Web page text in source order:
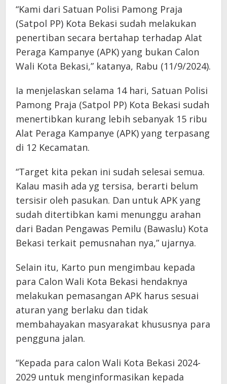
“Kami dari Satuan Polisi Pamong Praja
(Satpol PP) Kota Bekasi sudah melakukan
penertiban secara bertahap terhadap Alat
Peraga Kampanye (APK) yang bukan Calon
Wali Kota Bekasi,” katanya, Rabu (11/9/2024).
Ia menjelaskan selama 14 hari, Satuan Polisi
Pamong Praja (Satpol PP) Kota Bekasi sudah
menertibkan kurang lebih sebanyak 15 ribu
Alat Peraga Kampanye (APK) yang terpasang
di 12 Kecamatan.
“Target kita pekan ini sudah selesai semua.
Kalau masih ada yg tersisa, berarti belum
tersisir oleh pasukan. Dan untuk APK yang
sudah ditertibkan kami menunggu arahan
dari Badan Pengawas Pemilu (Bawaslu) Kota
Bekasi terkait pemusnahan nya,” ujarnya.
Selain itu, Karto pun mengimbau kepada
para Calon Wali Kota Bekasi hendaknya
melakukan pemasangan APK harus sesuai
aturan yang berlaku dan tidak
membahayakan masyarakat khususnya para
pengguna jalan.
“Kepada para calon Wali Kota Bekasi 2024-
2029 untuk menginformasikan kepada